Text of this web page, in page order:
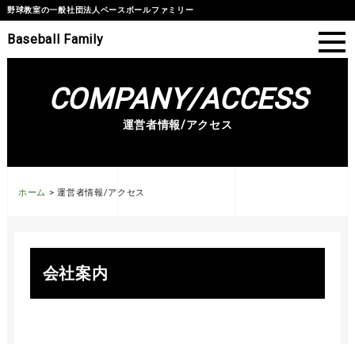
野球教室の一般社団法人ベースボールファミリー
Baseball Family
COMPANY/ACCESS
運営者情報/アクセス
ホーム > 運営者情報/アクセス
会社案内